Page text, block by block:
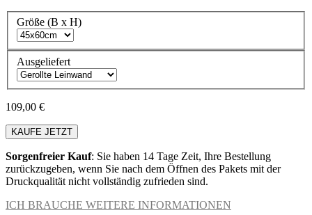
Größe (B x H)
Ausgeliefert
109,00 €
KAUFE JETZT
Sorgenfreier Kauf: Sie haben 14 Tage Zeit, Ihre Bestellung
zurückzugeben, wenn Sie nach dem Öffnen des Pakets mit der
Druckqualität nicht vollständig zufrieden sind.
ICH BRAUCHE WEITERE INFORMATIONEN